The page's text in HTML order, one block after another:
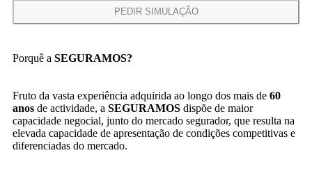
Porquê a SEGURAMOS?
Fruto da vasta experiência adquirida ao longo dos mais de 60
anos de actividade, a SEGURAMOS dispõe de maior
capacidade negocial, junto do mercado segurador, que resulta na
elevada capacidade de apresentação de condições competitivas e
diferenciadas do mercado.